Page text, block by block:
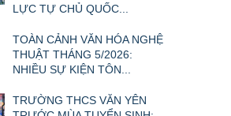
LỰC TỰ CHỦ QUỐC...
TOÀN CẢNH VĂN HÓA NGHỆ
THUẬT THÁNG 5/2026:
NHIỀU SỰ KIỆN TÔN...
TRƯỜNG THCS VĂN YÊN